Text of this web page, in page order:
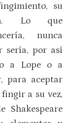
su
Lo que
nunca
sería, por así
a Lope o a
para aceptar
a su vez,
Shakespeare